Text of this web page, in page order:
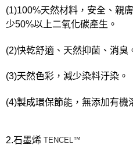
(1)100%天然材料，安全、親
少50%以上二氧化碳產生。
(2)快乾舒適、天然抑菌、消臭
(3)天然色彩，減少染料汙染。
(4)製成環保節能，無添加有機
2.石墨烯 TENCEL™